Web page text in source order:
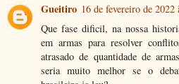
Gueitiro 16 de fevereiro de 2022
Que fase dificil, na nossa
em armas para resolver
atrasado de quantidade de
seria muito melhor se o